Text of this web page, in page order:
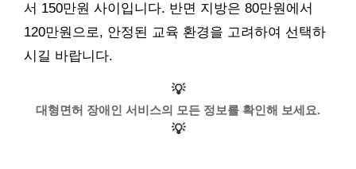
서 150만원 사이입니다. 반면 지방은 80만원에서
120만원으로, 안정된 교육 환경을 고려하여 선택하
시길 바랍니다.
💡
대형면허 장애인 서비스의 모든 정보를 확인해 보세요.
💡